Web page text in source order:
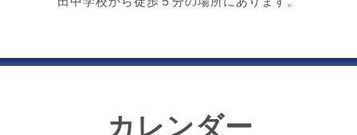
カレンダー